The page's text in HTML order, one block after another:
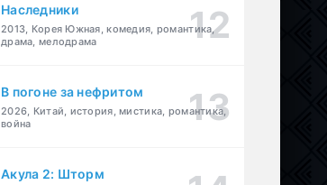
Наследники
2013, Корея Южная, комедия, романтика,
драма, мелодрама
В погоне за нефритом
2026, Китай, история, мистика, романтика,
война
Акула 2: Шторм